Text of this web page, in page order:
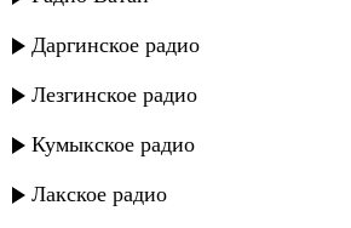
Даргинское радио
Лезгинское радио
Кумыкское радио
Лакское радио